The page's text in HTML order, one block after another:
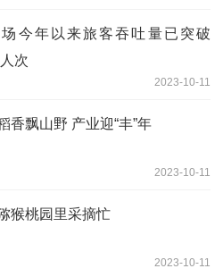
今年以来旅客吞吐量已突破
次
2023-10-11
香飘山野 产业迎“丰”年
2023-10-11
猴桃园里采摘忙
2023-10-11